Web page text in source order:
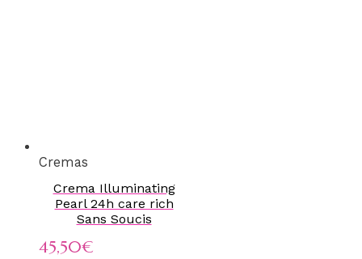
Cremas
Crema Illuminating
Pearl 24h care rich
Sans Soucis
45,50€